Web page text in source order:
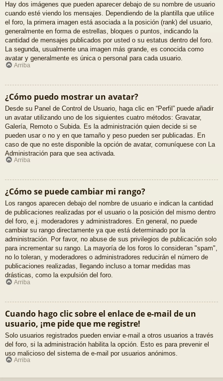
Hay dos imágenes que pueden aparecer debajo de su nombre de usuario
cuando esté viendo los mensajes. Dependiendo de la plantilla que utilice
el foro, la primera imagen está asociada a la posición (rank) del usuario,
generalmente en forma de estrellas, bloques o puntos, indicando la
cantidad de mensajes publicados por usted o su estatus dentro del foro.
La segunda, usualmente una imagen más grande, es conocida como
avatar y generalmente es única o personal para cada usuario.
Arriba
¿Cómo puedo mostrar un avatar?
Desde su Panel de Control de Usuario, haga clic en “Perfil” puede añadir
un avatar utilizando uno de los siguientes cuatro métodos: Gravatar,
Galería, Remoto o Subida. Es la administración quien decide si se
pueden usar o no y en que tamaño y peso pueden ser publicadas. En
caso de que no este disponible la opción de avatar, comuníquese con La
Administración para que sea activada.
Arriba
¿Cómo se puede cambiar mi rango?
Los rangos aparecen debajo del nombre de usuario e indican la cantidad
de publicaciones realizadas por el usuario o la posición del mismo dentro
del foro, e.j. moderadores y administradores. En general, no puede
cambiar su rango directamente ya que está determinado por la
administración. Por favor, no abuse de sus privilegios de publicación solo
para incrementar su rango. La mayoría de los foros lo consideran "spam",
no lo toleran, y moderadores o administradores reducirán el número de
publicaciones realizadas, llegando incluso a tomar medidas mas
drásticas, como la expulsión del foro.
Arriba
Cuando hago clic sobre el enlace de e-mail de un
usuario, ¡me pide que me registre!
Solo usuarios registrados pueden enviar e-mail a otros usuarios a través
del foro, si la administración habilita la opción. Esto es para prevenir el
uso malicioso del sistema de e-mail por usuarios anónimos.
Arriba